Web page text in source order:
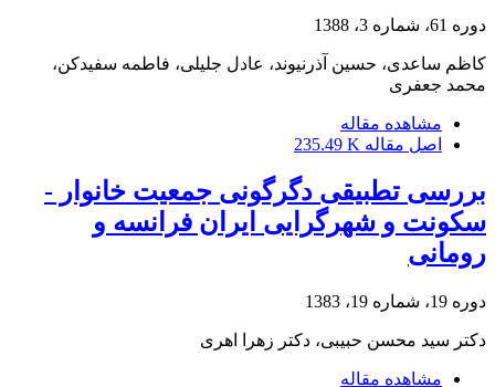
دوره 61، شماره 3، 1388
کاظم ساعدی، حسین آذرنیوند، عادل جلیلی، فاطمه سفیدکن،
محمد جعفری
مشاهده مقاله
اصل مقاله 235.49 K
بررسی تطبیقی دگرگونی جمعیت خانوار -
سکونت و شهرگرایی ایران فرانسه و
رومانی
دوره 19، شماره 19، 1383
دکتر سید محسن حبیبی، دکتر زهرا اهری
مشاهده مقاله